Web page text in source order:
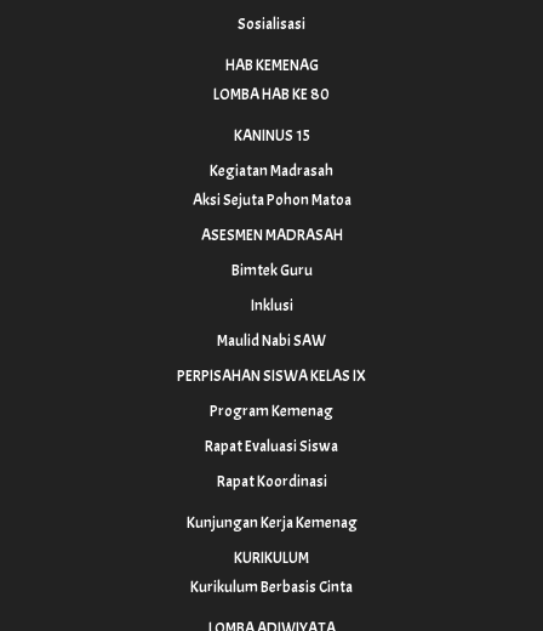
Sosialisasi
HAB KEMENAG
LOMBA HAB KE 80
KANINUS 15
Kegiatan Madrasah
Aksi Sejuta Pohon Matoa
ASESMEN MADRASAH
Bimtek Guru
Inklusi
Maulid Nabi SAW
PERPISAHAN SISWA KELAS IX
Program Kemenag
Rapat Evaluasi Siswa
Rapat Koordinasi
Kunjungan Kerja Kemenag
KURIKULUM
Kurikulum Berbasis Cinta